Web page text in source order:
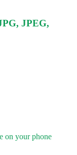
JPEG,
on your phone